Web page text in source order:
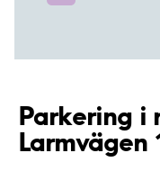
Parkering i
Larmvägen